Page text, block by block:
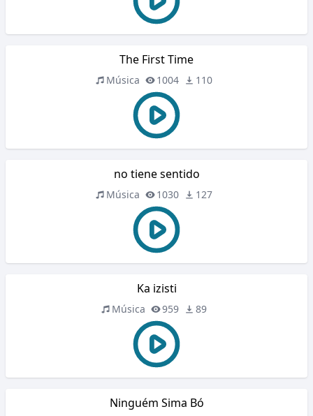
The First Time
Música 1004 110
no tiene sentido
Música 1030 127
Ka izisti
Música 959 89
Ninguém Sima Bó